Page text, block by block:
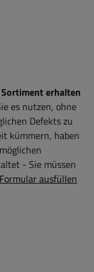
erhalten
es nutzen, ohne
Defekts zu
kümmern, haben
- Sie müssen
ausfüllen